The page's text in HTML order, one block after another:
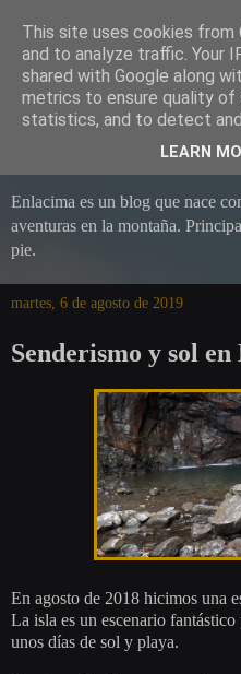
Enlacima es un blog que nace
aventuras en la montaña.
pie.
martes, 6 de agosto de 2019
Senderismo y sol
En agosto de 2018 hicimos una
La isla es un escenario
unos días de sol y playa.
This site uses cookies
and to analyze traffic. Your
shared with Google along
metrics to ensure quality of
statistics, and to detect
LEARN